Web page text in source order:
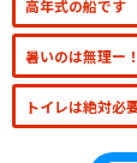
高年式の船です
暑いのは無理ー
トイレは絶対必